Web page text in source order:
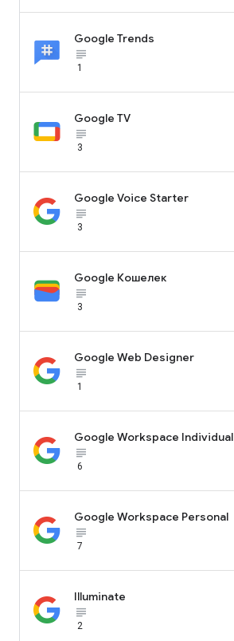
Google Trends
subject_black
1
Google TV
subject_black
3
Google Voice Starter
subject_black
3
Google Кошелек
subject_black
3
Google Web Designer
subject_black
1
Google Workspace Individual
subject_black
6
Google Workspace Personal
subject_black
7
Illuminate
subject_black
2